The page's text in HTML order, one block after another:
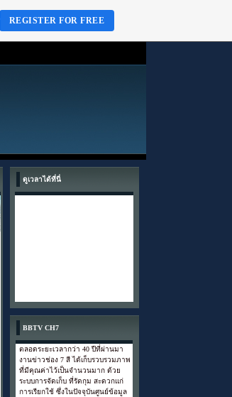
ดูเวลาได้ที่นี่
BBTV CH7
ตลอดระยะเวลากว่า 40 ปีที่ผ่านมา
งานข่าวช่อง 7 สี ได้เก็บรวบรวมภาพ
ที่มีคุณค่าไว้เป็นจำนวนมาก ด้วย
ระบบการจัดเก็บ ที่รัดกุม สะดวกแก่
การเรียกใช้ ซึ่งในปัจจุบันศูนย์ข้อมูล
REGISTER FOR FREE